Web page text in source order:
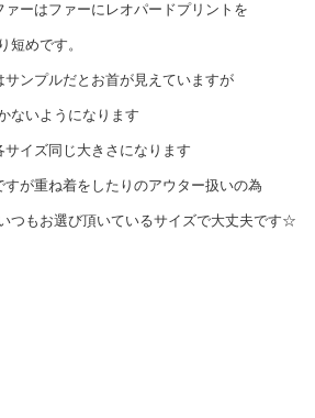
ーはファーにレオパードプリントを
短めです。
ンプルだとお首が見えていますが
ないようになります
イズ同じ大きさになります
が重ね着をしたりのアウター扱いの為
つもお選び頂いているサイズで大丈夫です☆